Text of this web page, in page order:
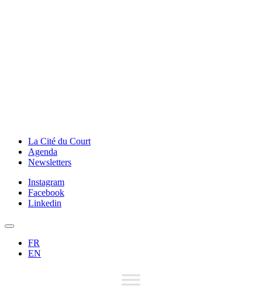
La Cité du Court
Agenda
Newsletters
Instagram
Facebook
Linkedin
FR
EN